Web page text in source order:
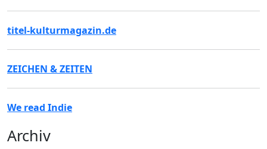
titel-kulturmagazin.de
ZEICHEN & ZEITEN
We read Indie
Archiv